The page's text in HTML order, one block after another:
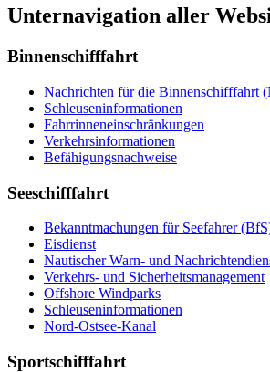
Unternavigation aller
Binnenschifffahrt
Nach­rich­ten für die Bin­nen­schiff­fahrt
Schleu­sen­in­for­ma­tio­nen
Fahr­rin­nen­ein­schrän­kun­gen
Ver­kehrs­in­for­ma­tio­nen
Be­fä­hi­gungs­nach­wei­se
Seeschifffahrt
Be­kannt­ma­chun­gen für See­fah­rer
Eis­dienst
Nau­ti­scher Warn-​ und
Ver­kehrs-​ und Si­cher­heits­ma­na­ge­ment
Offs­ho­re Wind­parks
Schleu­sen­in­for­ma­tio­nen
Nord-​Ost­see-​Ka­nal
Sportschifffahrt